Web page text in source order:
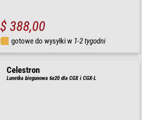
$ 388,00
gotowe do wysyłki w 1-2 tygodni
Celestron
Lunetka biegunowa 6x20 dla CGX i CGX-L